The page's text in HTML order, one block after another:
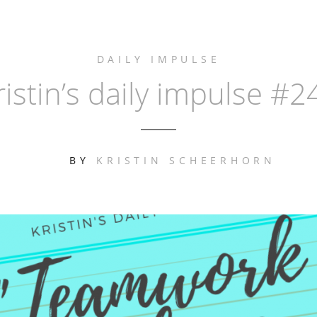
DAILY IMPULSE
daily impulse
BY KRISTIN SCHEERHORN